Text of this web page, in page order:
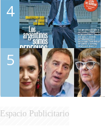
4
5
Espacio Publicitario